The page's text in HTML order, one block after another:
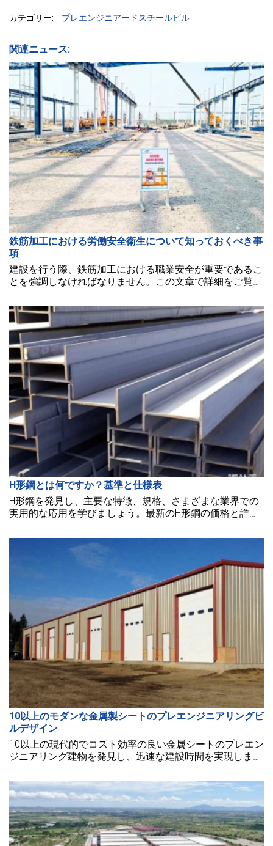
カテゴリー: プレエンジニアードスチールビル
関連ニュース:
鉄筋加工における労働安全衛生について知っておくべき事
項
建設を行う際、鉄筋加工における職業安全が重要であるこ
とを強調しなければなりません。この文章で詳細をご覧く
H形鋼とは何ですか？基準と仕様表
H形鋼を発見し、主要な特徴、規格、さまざまな業界での
実用的な応用を学びましょう。最新のH形鋼の価格と詳細
10以上のモダンな金属製シートのプレエンジニアリングビ
ルデザイン
10以上の現代的でコスト効率の良い金属シートのプレエン
ジニアリング建物を発見し、迅速な建設時間を実現しま
う。